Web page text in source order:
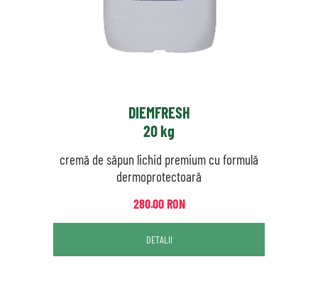
DIEMFRESH
20 kg
cremă de săpun lichid premium cu formulă
dermoprotectoară
280.00 RON
DETALII